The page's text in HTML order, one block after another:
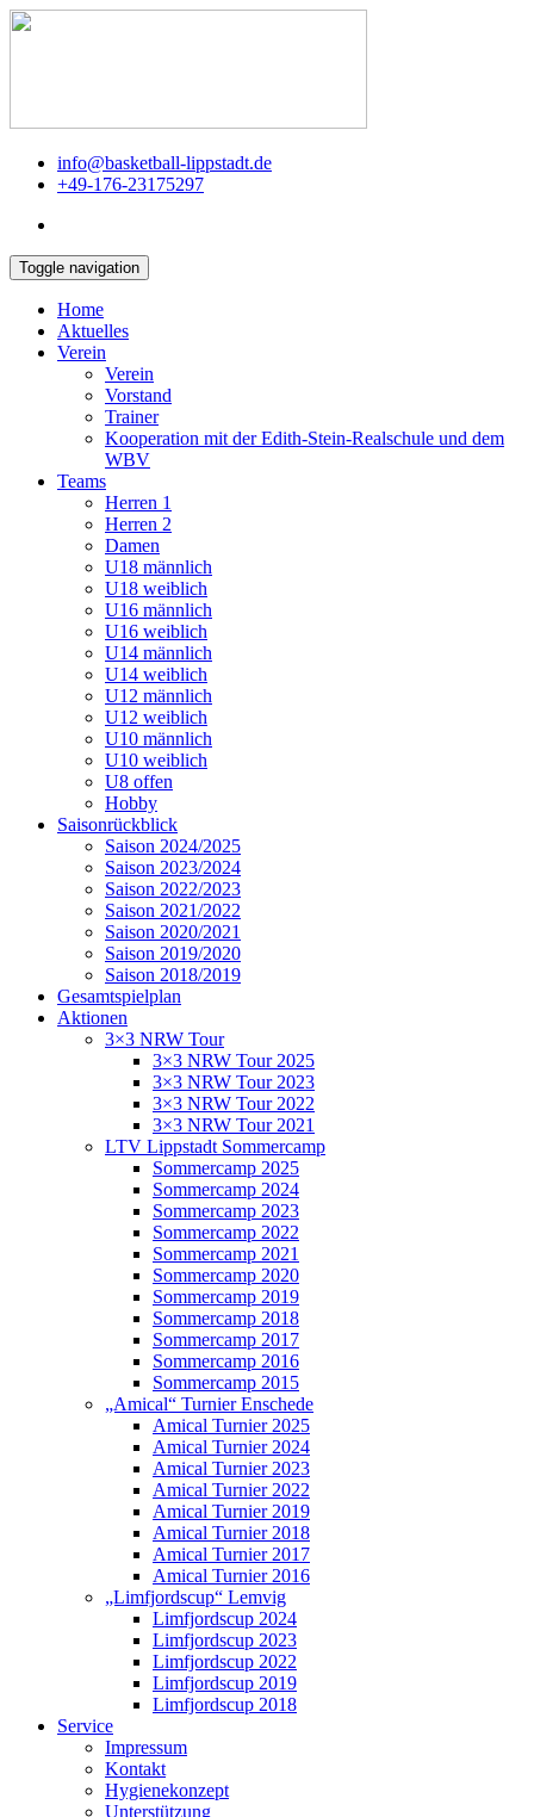
info@basketball-lippstadt.de
+49-176-23175297
Toggle navigation
Home
Aktuelles
Verein
Verein
Vorstand
Trainer
Kooperation mit der Edith-Stein-Realschule und dem
WBV
Teams
Herren 1
Herren 2
Damen
U18 männlich
U18 weiblich
U16 männlich
U16 weiblich
U14 männlich
U14 weiblich
U12 männlich
U12 weiblich
U10 männlich
U10 weiblich
U8 offen
Hobby
Saisonrückblick
Saison 2024/2025
Saison 2023/2024
Saison 2022/2023
Saison 2021/2022
Saison 2020/2021
Saison 2019/2020
Saison 2018/2019
Gesamtspielplan
Aktionen
3×3 NRW Tour
3×3 NRW Tour 2025
3×3 NRW Tour 2023
3×3 NRW Tour 2022
3×3 NRW Tour 2021
LTV Lippstadt Sommercamp
Sommercamp 2025
Sommercamp 2024
Sommercamp 2023
Sommercamp 2022
Sommercamp 2021
Sommercamp 2020
Sommercamp 2019
Sommercamp 2018
Sommercamp 2017
Sommercamp 2016
Sommercamp 2015
„Amical“ Turnier Enschede
Amical Turnier 2025
Amical Turnier 2024
Amical Turnier 2023
Amical Turnier 2022
Amical Turnier 2019
Amical Turnier 2018
Amical Turnier 2017
Amical Turnier 2016
„Limfjordscup“ Lemvig
Limfjordscup 2024
Limfjordscup 2023
Limfjordscup 2022
Limfjordscup 2019
Limfjordscup 2018
Service
Impressum
Kontakt
Hygienekonzept
Unterstützung